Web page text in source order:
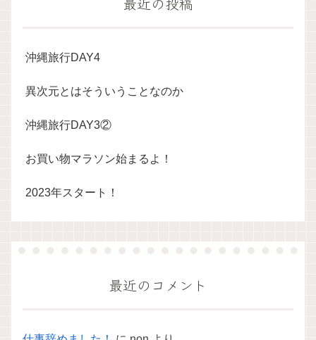
沖縄旅行DAY4
異次元とはそういうことなのか
沖縄旅行DAY3②
お買い物マラソン始まるよ！
2023年スタート！
最近のコメント